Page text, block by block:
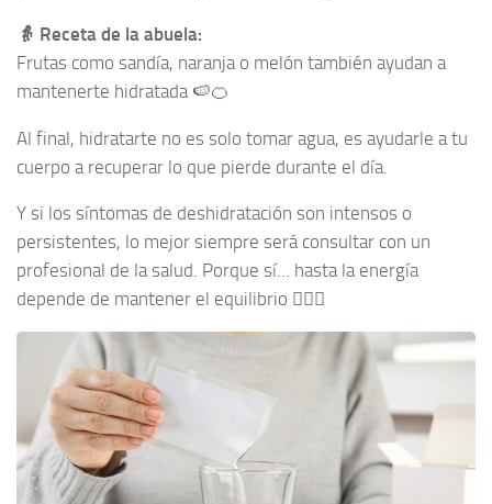
👵 Receta de la abuela:
Frutas como sandía, naranja o melón también ayudan a
mantenerte hidratada 🍉🍊
Al final, hidratarte no es solo tomar agua, es ayudarle a tu
cuerpo a recuperar lo que pierde durante el día.
Y si los síntomas de deshidratación son intensos o
persistentes, lo mejor siempre será consultar con un
profesional de la salud. Porque sí… hasta la energía
depende de mantener el equilibrio 💁‍♀️✨